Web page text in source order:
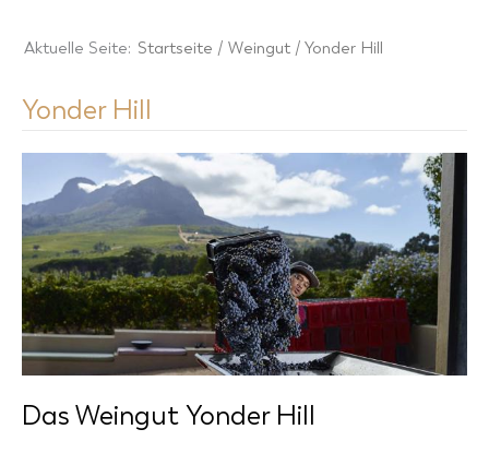
Aktuelle Seite: Startseite / Weingut / Yonder Hill
Yonder Hill
Das WeingutYonder Hill